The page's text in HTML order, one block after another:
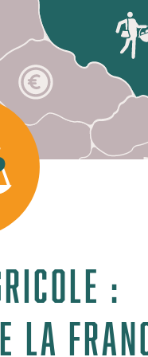
:
la